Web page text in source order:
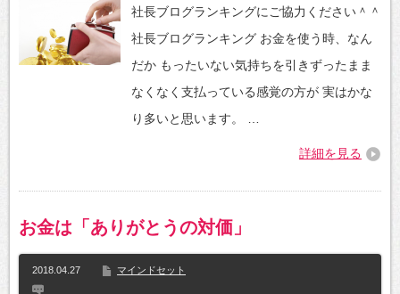
社長ブログランキングにご協力ください＾＾
社長ブログランキング お金を使う時、なん
だか もったいない気持ちを引きずったまま
なくなく支払っている感覚の方が 実はかな
り多いと思います。 …
詳細を見る
お金は「ありがとうの対価」
2018.04.27 マインドセット